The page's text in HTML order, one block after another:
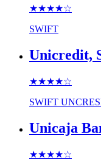
★★★★☆
SWIFT
Unicredit,
★★★★☆
SWIFT
Unicaja
★★★★☆